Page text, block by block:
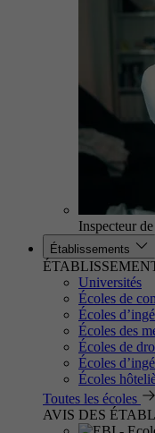
Inspecteur
Établissements
Universités
Écoles de
Écoles
Écoles des
Écoles de
Écoles
Écoles
Toutes les écoles
AVIS DES